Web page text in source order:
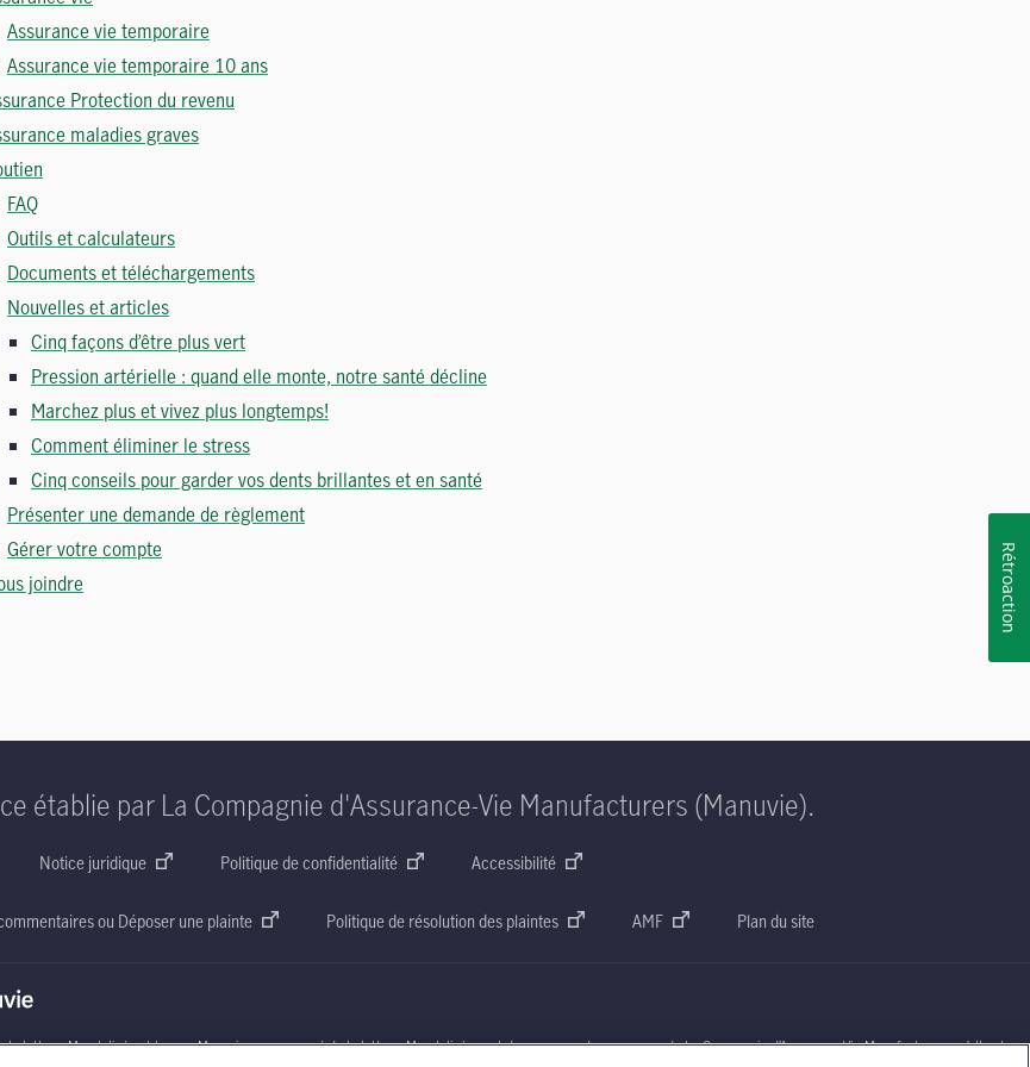
Assurance vie temporaire
Assurance vie temporaire 10 ans
Protection du revenu
maladies graves
FAQ
Outils et calculateurs
Documents et téléchargements
Nouvelles et articles
Cinq façons d’être plus vert
Pression artérielle : quand elle monte, notre santé décline
Marchez plus et vivez plus longtemps!
Comment éliminer le stress
Cinq conseils pour garder vos dents brillantes et en santé
Présenter une demande de règlement
Gérer votre compte
joindre
établie par La Compagnie d'Assurance-Vie Manufacturers (Manuvie).
Notice juridique Politique de confidentialité Accessibilité
ou Déposer une plainte Politique de résolution des plaintes AMF Plan du site
la lettre« M »stylisée et le nom Manuvie accompagné de la lettre« M »stylisée sont des marques de commerce de La Compagnie d’Assurance-Vie Manufacturers qu’elle et ses
Rétroaction